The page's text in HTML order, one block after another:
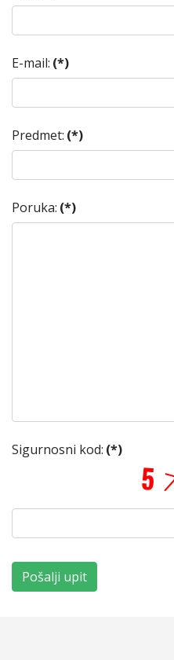
E-mail: (*)
Predmet: (*)
Poruka: (*)
Sigurnosni kod: (*)
Pošalji upit